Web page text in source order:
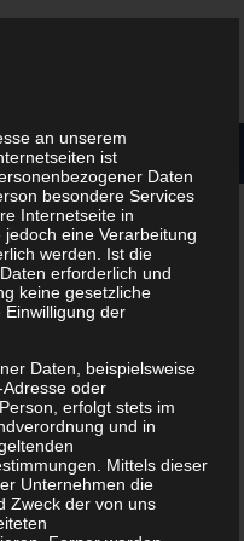
an unserem
ist
Daten
besondere Services
Internetseite in
eine Verarbeitung
werden. Ist die
erforderlich und
keine gesetzliche
der
Daten, beispielsweise
oder
erfolgt stets im
und in
Mittels dieser
Unternehmen die
Zweck der von uns